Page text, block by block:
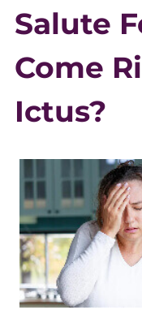
Salute
Come
Ictus?